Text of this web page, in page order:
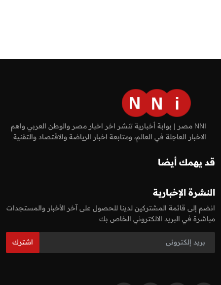
NNI مصر | بوابة أخبارية تنشر اخر اخبار مصر والوطن العربي واهم
الاخبار العاجلة في العالم، ومتابعة اخبار الرياضة والاقتصاد والتقنية.
قد يهمك أيضا
النشرة الإخبارية
انضم إلى قائمة المشتركين لدينا للحصول على آخر الأخبار والمستجدات
مباشرة في البريد الالكتروني الخاص بك
اشترك